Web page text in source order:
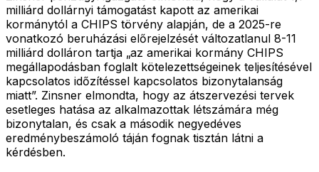
milliárd dollárnyi támogatást kapott az amerikai
kormánytól a CHIPS törvény alapján, de a 2025-re
vonatkozó beruházási előrejelzését változatlanul 8-11
milliárd dolláron tartja „az amerikai kormány CHIPS
megállapodásban foglalt kötelezettségeinek teljesítésével
kapcsolatos időzítéssel kapcsolatos bizonytalanság
miatt”. Zinsner elmondta, hogy az átszervezési tervek
esetleges hatása az alkalmazottak létszámára még
bizonytalan, és csak a második negyedéves
eredménybeszámoló táján fognak tisztán látni a
kérdésben.